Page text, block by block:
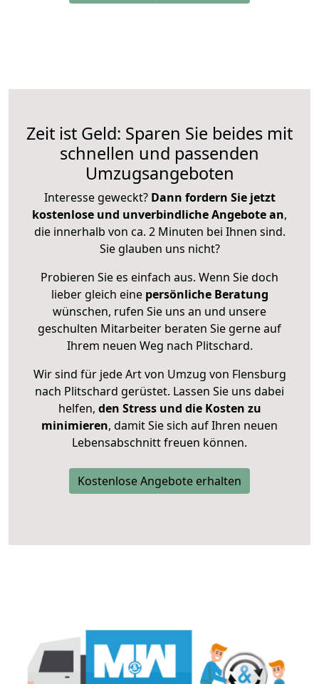
Zeit ist Geld: Sparen Sie beides mit
schnellen und passenden
Umzugsangeboten
Interesse geweckt? Dann fordern Sie jetzt
kostenlose und unverbindliche Angebote an,
die innerhalb von ca. 2 Minuten bei Ihnen sind.
Sie glauben uns nicht?
Probieren Sie es einfach aus. Wenn Sie doch
lieber gleich eine persönliche Beratung
wünschen, rufen Sie uns an und unsere
geschulten Mitarbeiter beraten Sie gerne auf
Ihrem neuen Weg nach Plitschard.
Wir sind für jede Art von Umzug von Flensburg
nach Plitschard gerüstet. Lassen Sie uns dabei
helfen, den Stress und die Kosten zu
minimieren, damit Sie sich auf Ihren neuen
Lebensabschnitt freuen können.
Kostenlose Angebote erhalten